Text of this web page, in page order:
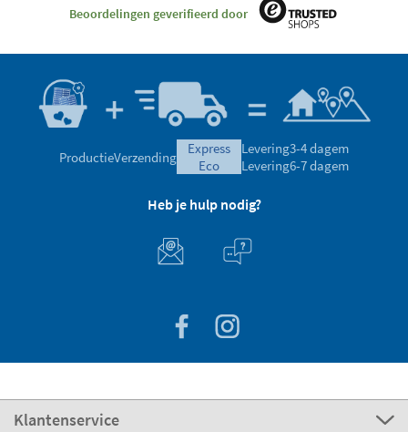
Beoordelingen geverifieerd door
ProductieVerzending
express
eco
Levering3-4 dagem
Levering6-7 dagem
Heb je hulp nodig?
Klantenservice